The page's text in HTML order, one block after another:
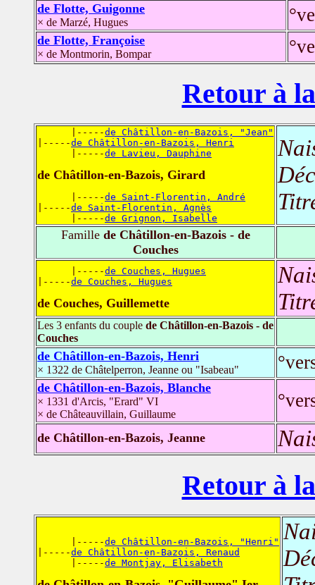
de Flotte, Guigonne
× de Marzé, Hugues
de Flotte, Françoise
× de Montmorin, Bompar
Retour à
      |-----
de Châtillon-en-Bazois, "Jean"
|-----de Châtillon-en-Bazois, Henri
      |-----
de Lavieu, Dauphine
de Châtillon-en-Bazois, Girard
      |-----
de Saint-Florentin, André
|-----de Saint-Florentin, Agnès
      |-----
de Grignon, Isabelle
Famillede Châtillon-en-Bazois - de
Couches
      |-----
de Couches, Hugues
|-----de Couches, Hugues
de Couches, Guillemette
Les 3 enfants du couple de Châtillon-en-Bazois - de
Couches
de Châtillon-en-Bazois, Henri
× 1322 de Châtelperron, Jeanne ou "Isabeau"
de Châtillon-en-Bazois, Blanche
× 1331 d'Arcis, "Erard" VI
× de Châteauvillain, Guillaume
de Châtillon-en-Bazois, Jeanne
Retour à
      |-----
de Châtillon-en-Bazois, "Henri"
|-----de Châtillon-en-Bazois, Renaud
      |-----
de Montjay, Elisabeth